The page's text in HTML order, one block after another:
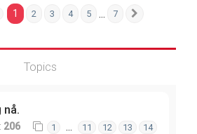
Page 1 of
1 2 3 4 5 7
Topics
nå.
206 1 … 11 12 13 14